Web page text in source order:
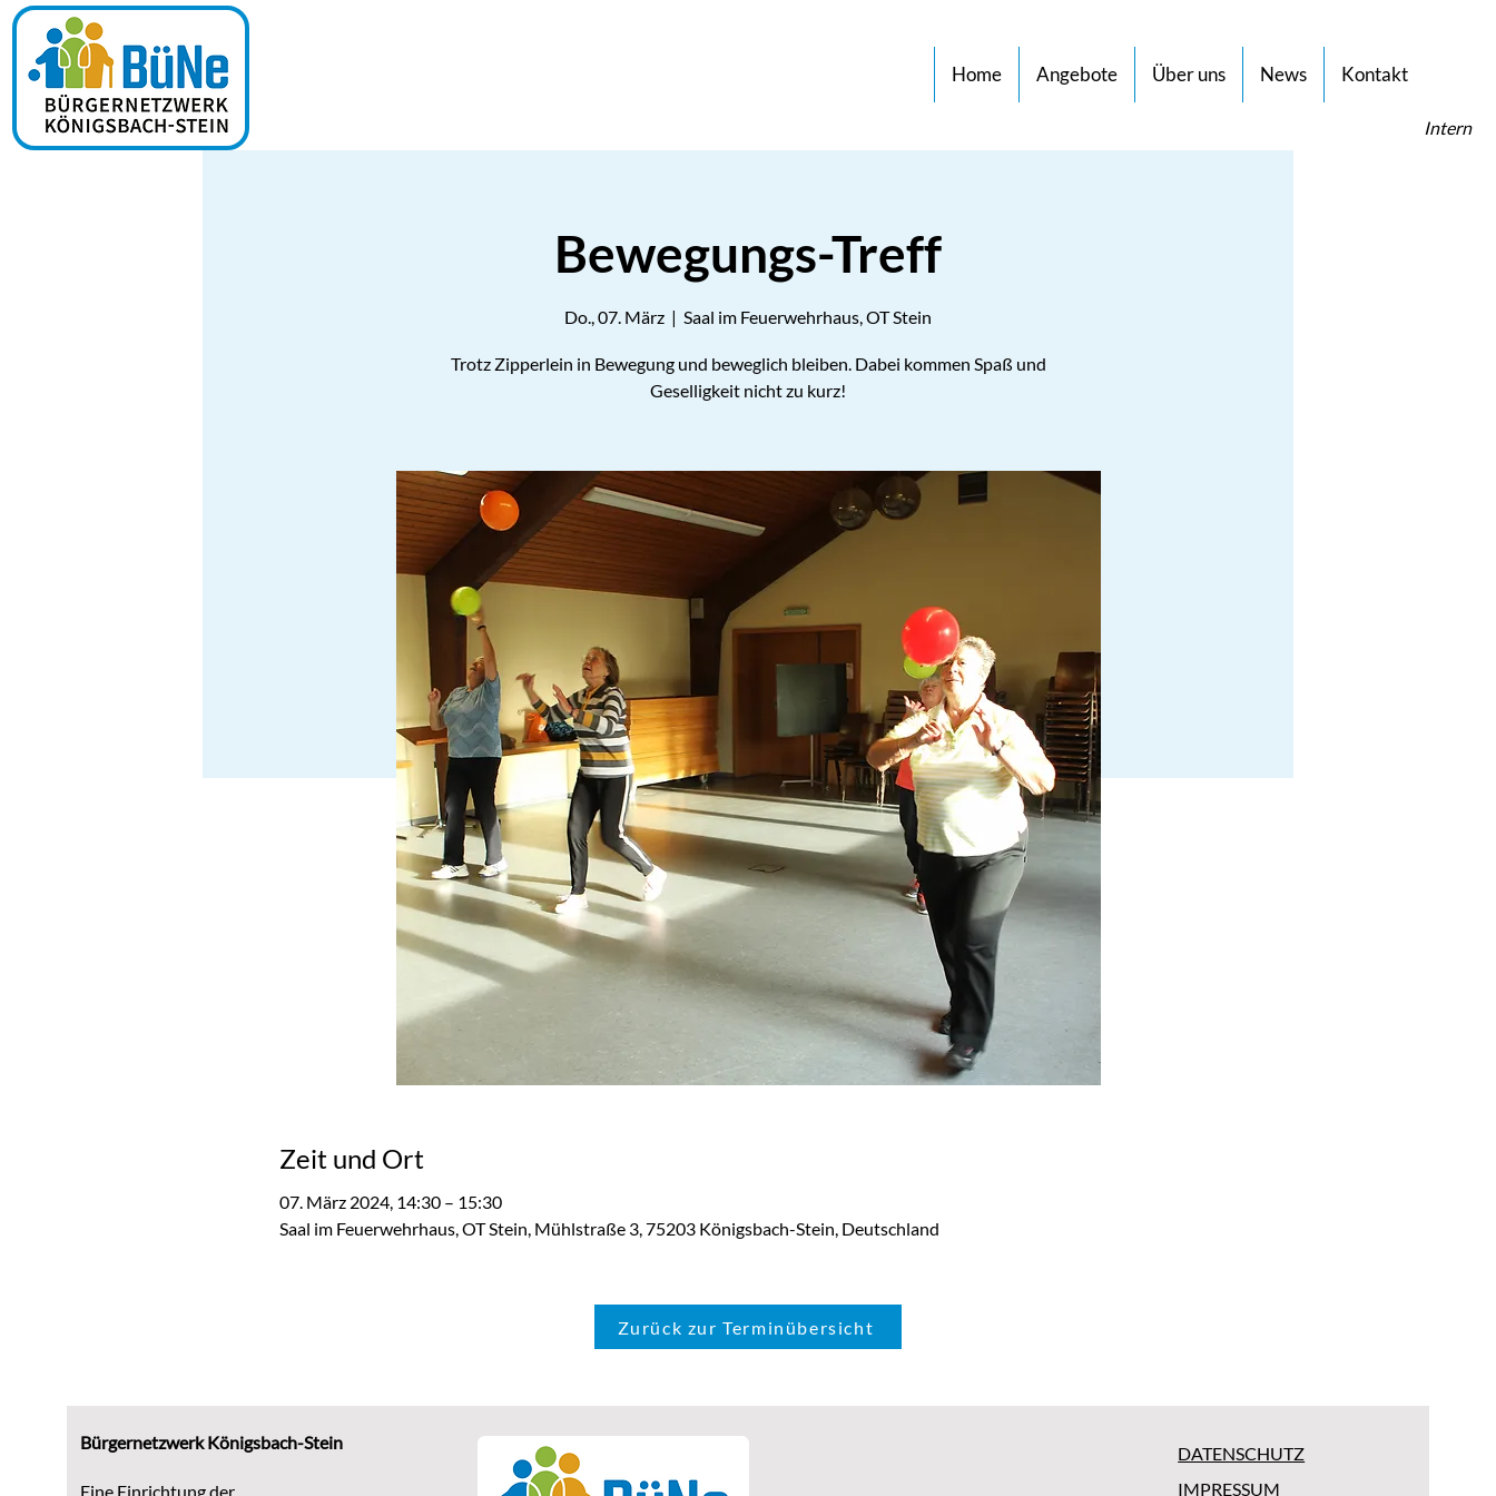
Home Angebote Über uns News Kontakt
Intern
Bewegungs-Treff
Do., 07. März
  |
Saal im Feuerwehrhaus, OT Stein
Trotz Zipperlein in Bewegung und beweglich bleiben. Dabei kommen Spaß und
Geselligkeit nicht zu kurz!
Zeit und Ort
07. März 2024, 14:30 – 15:30
Saal im Feuerwehrhaus, OT Stein, Mühlstraße 3, 75203 Königsbach-Stein, Deutschland
Zurück zur Terminübersicht
Bürgernetzwerk Königsbach-Stein
Eine Einrichtung der
DATENSCHUTZ
IMPRESSUM